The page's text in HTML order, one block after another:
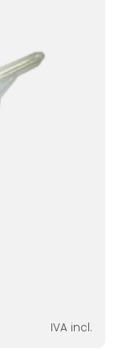
IVA incl.